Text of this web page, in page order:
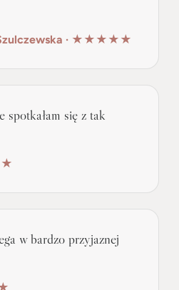
Szulczewska · ★★★★★
spotkałam się z tak
w bardzo przyjaznej